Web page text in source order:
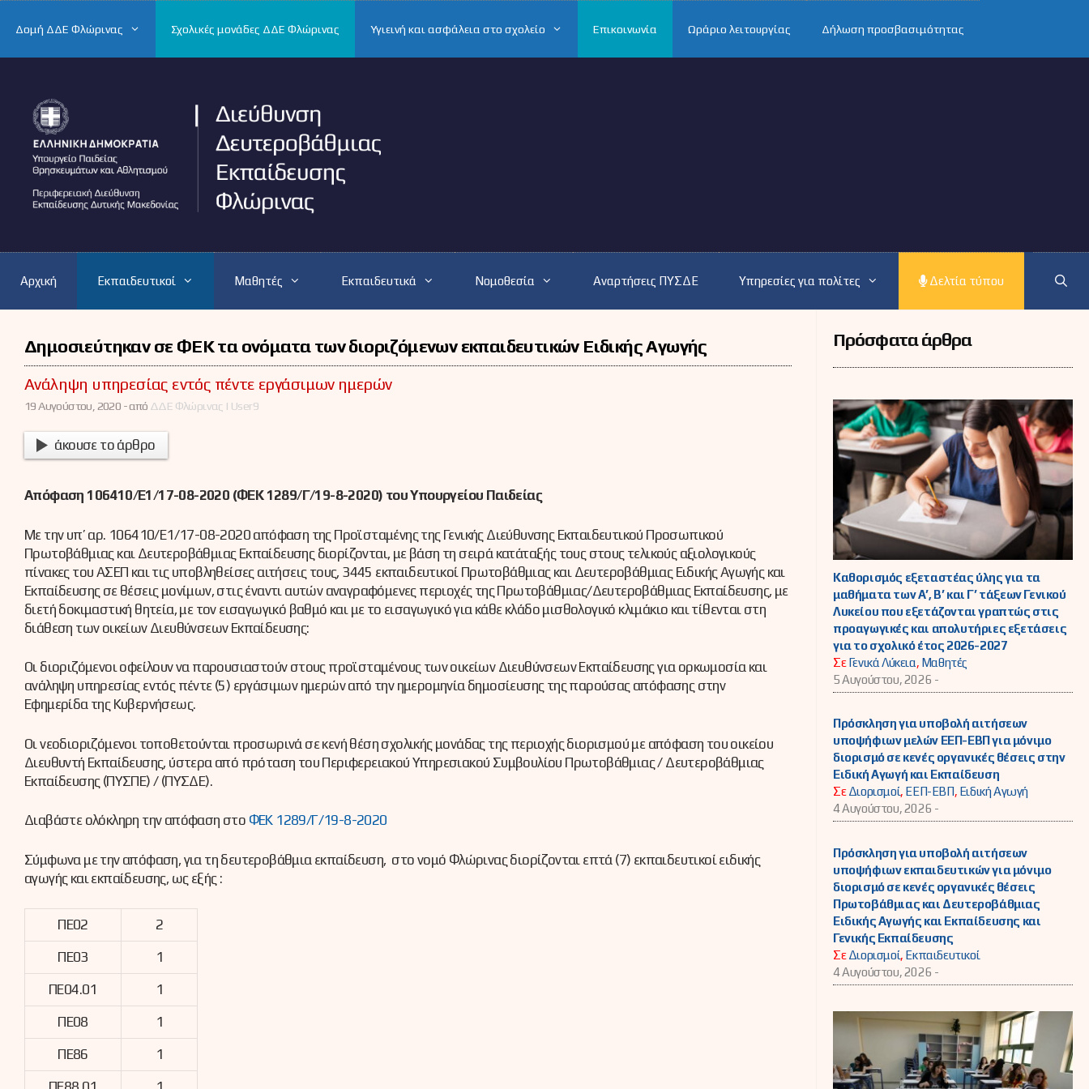
Δομή ΔΔΕ Φλώρινας Σχολικές μονάδες ΔΔΕ Φλώρινας Υγιεινή και ασφάλεια στο σχολείο Επικοινωνία Ωράριο λειτουργίας Δήλωση προσβασιμότητας
Αρχική Εκπαιδευτικοί Μαθητές Εκπαιδευτικά Νομοθεσία Αναρτήσεις ΠΥΣΔΕ Υπηρεσίες για πολίτες Δελτία τύπου
Δημοσιεύτηκαν σε ΦΕΚ τα ονόματα των διοριζόμενων εκπαιδευτικών Ειδικής Αγωγής
Ανάληψη υπηρεσίας εντός πέντε εργάσιμων ημερών
19 Αυγούστου, 2020 -από ΔΔΕ Φλώρινας | User9
άκουσε το άρθρο
Απόφαση 106410/Ε1/17-08-2020 (ΦΕΚ 1289/Γ/19-8-2020) του Υπουργείου Παιδείας
Με την υπ’ αρ. 106410/Ε1/17-08-2020 απόφαση της Προϊσταμένης της Γενικής Διεύθυνσης Εκπαιδευτικού Προσωπικού
Πρωτοβάθμιας και Δευτεροβάθμιας Εκπαίδευσης διορίζονται, με βάση τη σειρά κατάταξής τους στους τελικούς αξιολογικούς
πίνακες του ΑΣΕΠ και τις υποβληθείσες αιτήσεις τους, 3445 εκπαιδευτικοί Πρωτοβάθμιας και Δευτεροβάθμιας Ειδικής Αγωγής και
Εκπαίδευσης σε θέσεις μονίμων, στις έναντι αυτών αναγραφόμενες περιοχές της Πρωτοβάθμιας/Δευτεροβάθμιας Εκπαίδευσης, με
διετή δοκιμαστική θητεία, με τον εισαγωγικό βαθμό και με το εισαγωγικό για κάθε κλάδο μισθολογικό κλιμάκιο και τίθενται στη
διάθεση των οικείων Διευθύνσεων Εκπαίδευσης:
Οι διοριζόμενοι οφείλουν να παρουσιαστούν στους προϊσταμένους των οικείων Διευθύνσεων Εκπαίδευσης για ορκωμοσία και
ανάληψη υπηρεσίας εντός πέντε (5) εργάσιμων ημερών από την ημερομηνία δημοσίευσης της παρούσας απόφασης στην
Εφημερίδα της Κυβερνήσεως.
Οι νεοδιοριζόμενοι τοποθετούνται προσωρινά σε κενή θέση σχολικής μονάδας της περιοχής διορισμού με απόφαση του οικείου
Διευθυντή Εκπαίδευσης, ύστερα από πρόταση του Περιφερειακού Υπηρεσιακού Συμβουλίου Πρωτοβάθμιας / Δευτεροβάθμιας
Εκπαίδευσης (ΠΥΣΠΕ) / (ΠΥΣΔΕ).
Διαβάστε ολόκληρη την απόφαση στο ΦΕΚ 1289/Γ/19-8-2020
Σύμφωνα με την απόφαση, για τη δευτεροβάθμια εκπαίδευση, στο νομό Φλώρινας διορίζονται επτά (7) εκπαιδευτικοί ειδικής
αγωγής και εκπαίδευσης, ως εξής :
ΠΕ02
2
ΠΕ03
1
ΠΕ04.01
1
ΠΕ08
1
ΠΕ86
1
Πρόσφατα άρθρα
Καθορισμός εξεταστέας ύλης για τα
μαθήματα των Α’, Β’ και Γ’ τάξεων Γενικού
Λυκείου που εξετάζονται γραπτώς στις
προαγωγικές και απολυτήριες εξετάσεις
για το σχολικό έτος 2026-2027
ΣεΓενικά Λύκεια, Μαθητές
5 Αυγούστου, 2026 -
Πρόσκληση για υποβολή αιτήσεων
υποψήφιων μελών ΕΕΠ-ΕΒΠ για μόνιμο
διορισμό σε κενές οργανικές θέσεις στην
Ειδική Αγωγή και Εκπαίδευση
ΣεΔιορισμοί, ΕΕΠ-ΕΒΠ, Ειδική Αγωγή
4 Αυγούστου, 2026 -
Πρόσκληση για υποβολή αιτήσεων
υποψήφιων εκπαιδευτικών για μόνιμο
διορισμό σε κενές οργανικές θέσεις
Πρωτοβάθμιας και Δευτεροβάθμιας
Ειδικής Αγωγής και Εκπαίδευσης και
Γενικής Εκπαίδευσης
ΣεΔιορισμοί, Εκπαιδευτικοί
4 Αυγούστου, 2026 -